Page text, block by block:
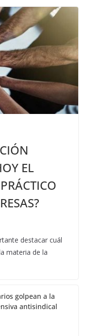
EL
destacar cuál
materia de la
golpean a la
antisindical